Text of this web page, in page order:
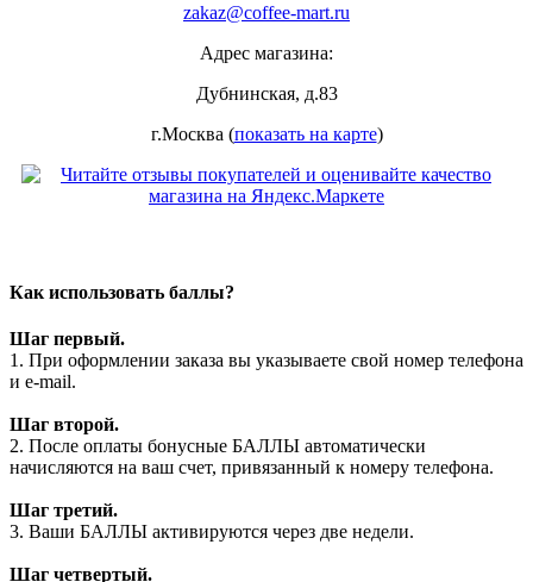
zakaz@coffee-mart.ru
Адрес магазина:
Дубнинская, д.83
г.Москва (показать на карте)
Как использовать баллы?
Шаг первый.
1. При оформлении заказа вы указываете свой номер телефона
и e-mail.
Шаг второй.
2. После оплаты бонусные БАЛЛЫ автоматически
начисляются на ваш счет, привязанный к номеру телефона.
Шаг третий.
3. Ваши БАЛЛЫ активируются через две недели.
Шаг четвертый.